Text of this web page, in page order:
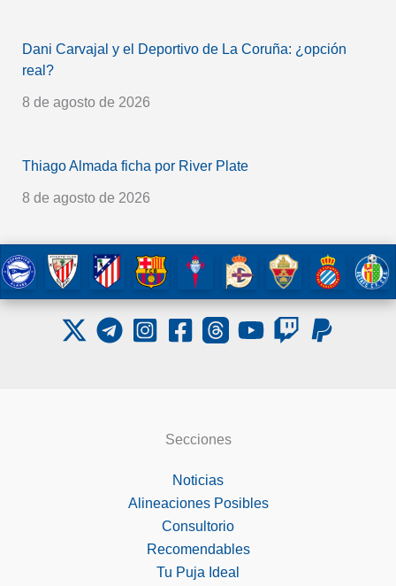
Dani Carvajal y el Deportivo de La Coruña: ¿opción
real?
8 de agosto de 2026
Thiago Almada ficha por River Plate
8 de agosto de 2026
Secciones
Noticias
Alineaciones Posibles
Consultorio
Recomendables
Tu Puja Ideal